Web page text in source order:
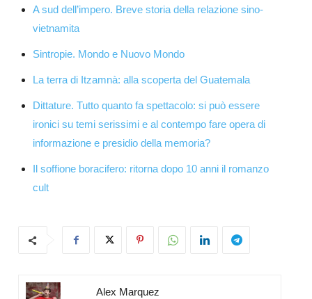
A sud dell’impero. Breve storia della relazione sino-
vietnamita
Sintropie. Mondo e Nuovo Mondo
La terra di Itzamnà: alla scoperta del Guatemala
Dittature. Tutto quanto fa spettacolo: si può essere
ironici su temi serissimi e al contempo fare opera di
informazione e presidio della memoria?
Il soffione boracifero: ritorna dopo 10 anni il romanzo
cult
Alex Marquez